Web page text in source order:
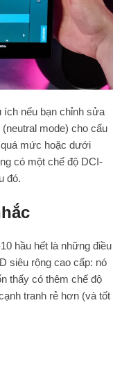
ích nếu bạn chỉnh sửa
mode) cho cấu
quá mức hoặc dưới
có một chế độ DCI-
đó.
hầu hết là những điều
siêu rộng cao cấp: nó
thấy có thêm chế độ
tranh rẻ hơn (và tốt